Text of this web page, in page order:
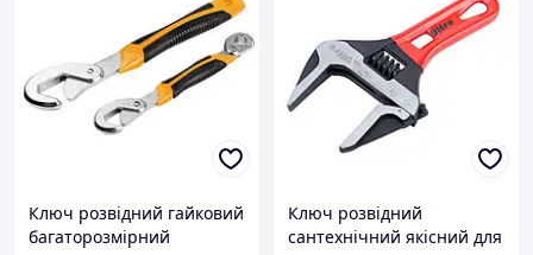
Ключ розвідний гайковий
багаторозмірний
Ключ розвідний
сантехнічний якісний для